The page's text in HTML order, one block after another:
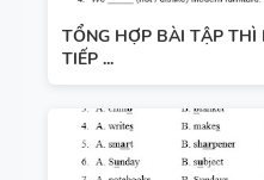
TỔNG HỢP BÀI TẬP
TIẾP ...